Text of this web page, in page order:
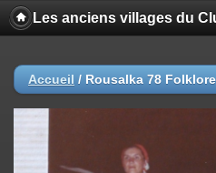
Les anciens villages du
Accueil / Rousalka 78